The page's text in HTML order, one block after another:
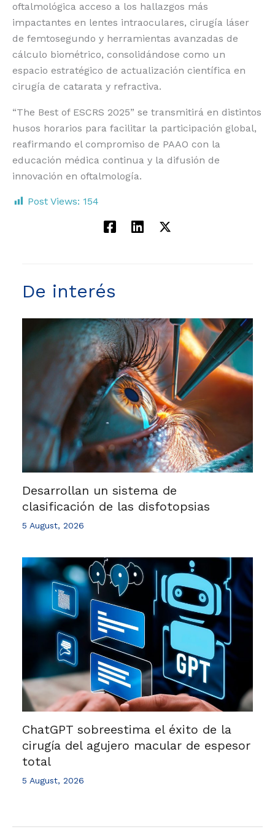
oftalmológica acceso a los hallazgos más
impactantes en lentes intraoculares, cirugía láser
de femtosegundo y herramientas avanzadas de
cálculo biométrico, consolidándose como un
espacio estratégico de actualización científica en
cirugía de catarata y refractiva.
“The Best of ESCRS 2025” se transmitirá en distintos
husos horarios para facilitar la participación global,
reafirmando el compromiso de PAAO con la
educación médica continua y la difusión de
innovación en oftalmología.
Post Views: 154
De interés
Desarrollan un sistema de
clasificación de las disfotopsias
5 August, 2026
ChatGPT sobreestima el éxito de la
cirugía del agujero macular de espesor
total
5 August, 2026